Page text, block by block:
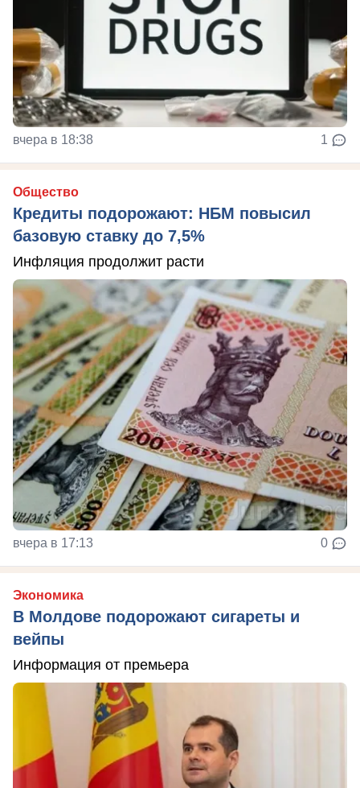
вчера в 18:38 1
Общество
Кредиты подорожают: НБМ повысил
базовую ставку до 7,5%
Инфляция продолжит расти
вчера в 17:13 0
Экономика
В Молдове подорожают сигареты и
вейпы
Информация от премьера